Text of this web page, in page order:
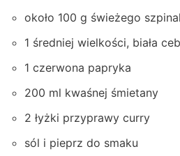
około 100 g świeżego
1 średniej wielkości, biała
1 czerwona papryka
200 ml kwaśnej śmietany
2 łyżki przyprawy curry
sól i pieprz do smaku